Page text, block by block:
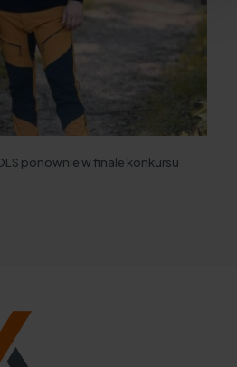
ponownie w finale konkursu